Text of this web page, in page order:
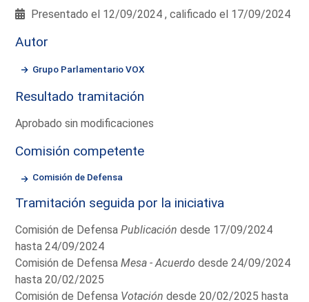
Presentado el 12/09/2024 , calificado el 17/09/2024
Autor
Grupo Parlamentario VOX
Resultado tramitación
Aprobado sin modificaciones
Comisión competente
Comisión de Defensa
Tramitación seguida por la iniciativa
Comisión de DefensaPublicación desde 17/09/2024
hasta 24/09/2024
Comisión de DefensaMesa - Acuerdo desde 24/09/2024
hasta 20/02/2025
Comisión de Defensa Votación desde 20/02/2025 hasta